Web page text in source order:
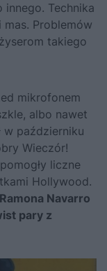
Technika
mas. Problemów
takiego
mikrofonem
albo nawet
w październiku
Wieczór!
liczne
Hollywood.
Navarro
pary z